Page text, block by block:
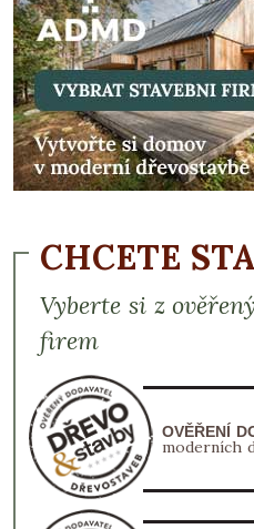
CHCETE
Vyberte si z
firem
OVĚŘENÍ
moderních